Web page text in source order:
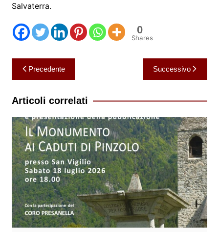
Salvaterra.
0
Shares
Navigazione
articoli
Precedente Successivo
Articoli correlati